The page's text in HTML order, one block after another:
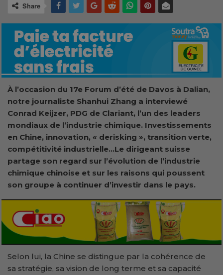
Share
À l’occasion du 17e Forum d’été de Davos à Dalian,
notre journaliste Shanhui Zhang a interviewé
Conrad Keijzer, PDG de Clariant, l’un des leaders
mondiaux de l’industrie chimique. Investissements
en Chine, innovation, « derisking », transition verte,
compétitivité industrielle…Le dirigeant suisse
partage son regard sur l’évolution de l’industrie
chimique chinoise et sur les raisons qui poussent
son groupe à continuer d’investir dans le pays.
Selon lui, la Chine se distingue par la cohérence de
sa stratégie, sa vision de long terme et sa capacité